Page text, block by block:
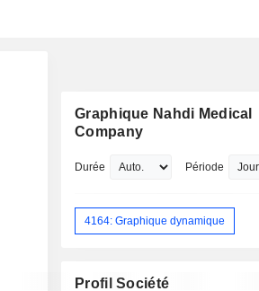
Graphique Nahdi Medical
Company
Durée Période
4164: Graphique dynamique
Profil Société